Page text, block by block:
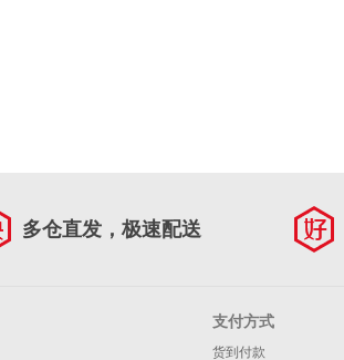
多仓直发，极速配送
支付方式
货到付款